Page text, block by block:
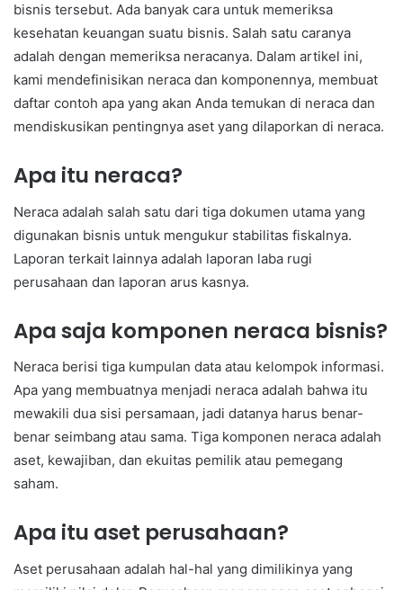
bisnis tersebut. Ada banyak cara untuk memeriksa
kesehatan keuangan suatu bisnis. Salah satu caranya
adalah dengan memeriksa neracanya. Dalam artikel ini,
kami mendefinisikan neraca dan komponennya, membuat
daftar contoh apa yang akan Anda temukan di neraca dan
mendiskusikan pentingnya aset yang dilaporkan di neraca.
Apa itu neraca?
Neraca adalah salah satu dari tiga dokumen utama yang
digunakan bisnis untuk mengukur stabilitas fiskalnya.
Laporan terkait lainnya adalah laporan laba rugi
perusahaan dan laporan arus kasnya.
Apa saja komponen neraca bisnis?
Neraca berisi tiga kumpulan data atau kelompok informasi.
Apa yang membuatnya menjadi neraca adalah bahwa itu
mewakili dua sisi persamaan, jadi datanya harus benar-
benar seimbang atau sama. Tiga komponen neraca adalah
aset, kewajiban, dan ekuitas pemilik atau pemegang
saham.
Apa itu aset perusahaan?
Aset perusahaan adalah hal-hal yang dimilikinya yang